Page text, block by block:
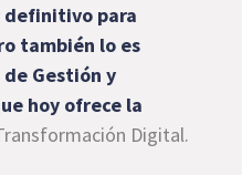
definitivo para
también lo es
Gestión y
hoy ofrece la
Digital.